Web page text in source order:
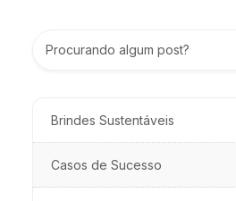
Brindes Sustentáveis
Casos de Sucesso